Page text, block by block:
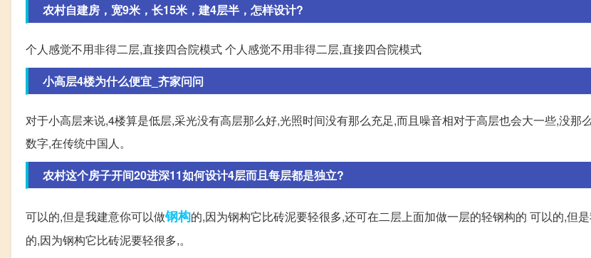
农村自建房，宽9米，长15米，建4层半，怎样设计?
个人感觉不用非得二层,直接四合院模式 个人感觉不用非得二层,直接四合院模式
小高层4楼为什么便宜_齐家问问
对于小高层来说,4楼算是低层,采光没有高层那么好,光照时间没有那么充足,而且噪音相对于高层也会大一些,没那
数字,在传统中国人。
农村这个房子开间20进深11如何设计4层而且每层都是独立?
可以的,但是我建意你可以做钢构的,因为钢构它比砖泥要轻很多,还可在二层上面加做一层的轻钢构的 可以的,但
的,因为钢构它比砖泥要轻很多,。